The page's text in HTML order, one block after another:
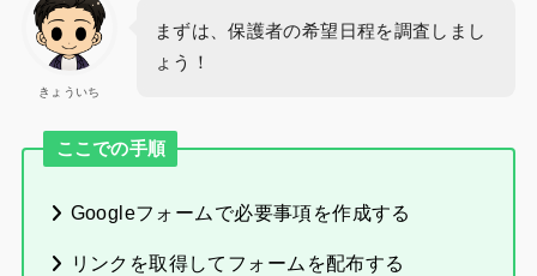
きょういち
まずは、保護者の希望日程を調査しまし
ょう！
ここでの手順
Googleフォームで必要事項を作成する
リンクを取得してフォームを配布する